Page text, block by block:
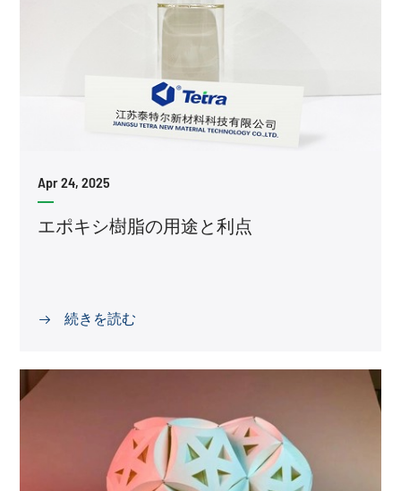
Apr 24, 2025
エポキシ樹脂の用途と利点
 続きを読む